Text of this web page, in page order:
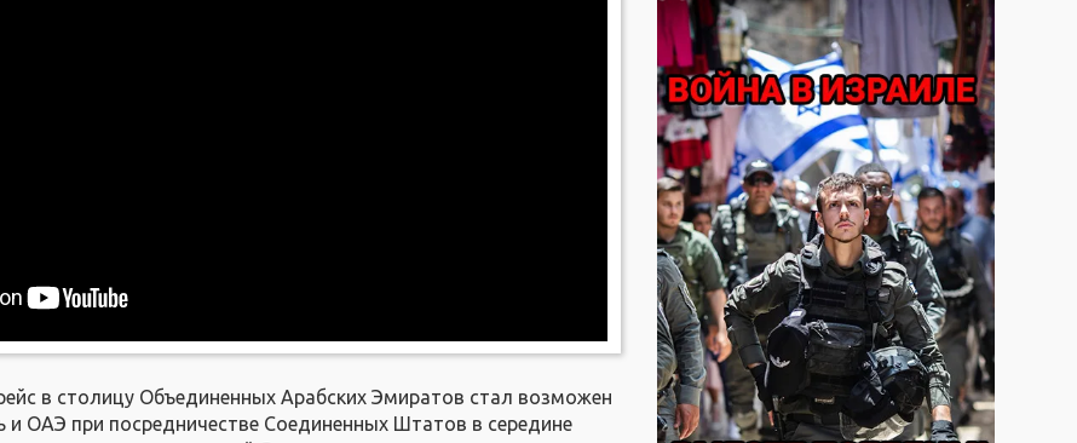
в столицу Объединенных Арабских Эмиратов стал возможен
и ОАЭ при посредничестве Соединенных Штатов в середине